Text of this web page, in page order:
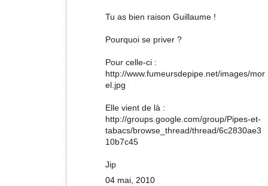
Tu as bien raison Guillaume !
Pourquoi se priver ?
Pour celle-ci :
http://www.fumeursdepipe.net/images/mor
el.jpg
Elle vient de là :
http://groups.google.com/group/Pipes-et-
tabacs/browse_thread/thread/6c2830ae3
10b7c45
Jip
04 mai, 2010